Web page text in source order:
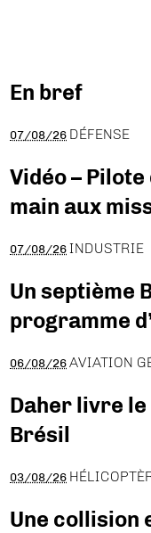
En bref
07/08/26 DÉFENSE
Vidéo –
main aux
07/08/26 INDUSTRIE
Un septième
programme
06/08/26 AVIATION
Daher livre
Brésil
03/08/26
Une collision